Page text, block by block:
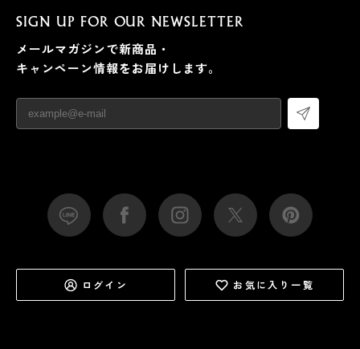
SIGN UP FOR OUR NEWSLETTER
メールマガジンで新商品・
キャンペーン情報をお届けします。
ログイン お気に入り一覧